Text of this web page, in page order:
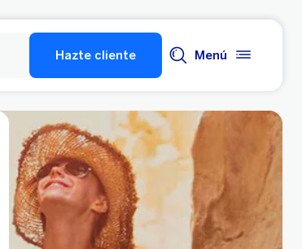
Hazte cliente Menú